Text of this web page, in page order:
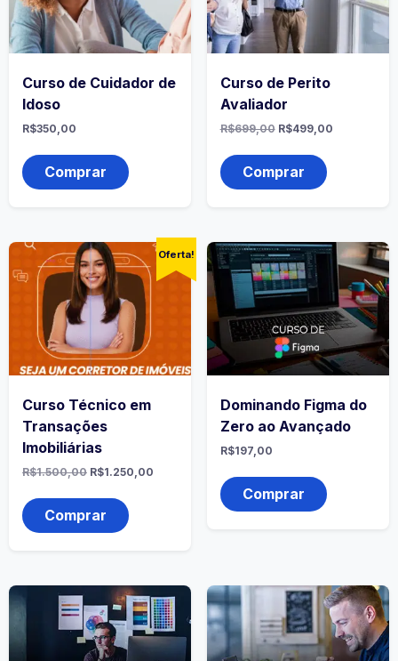
Curso de Cuidador de
Idoso
R$350,00
Comprar
Curso de Perito
Avaliador
R$699,00 R$499,00
Comprar
Oferta!
Curso Técnico em
Transações
Imobiliárias
R$1.500,00 R$1.250,00
Comprar
Dominando Figma do
Zero ao Avançado
R$197,00
Comprar